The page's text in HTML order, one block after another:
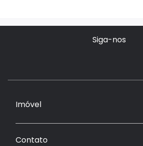
Siga-nos
Imóvel
Contato